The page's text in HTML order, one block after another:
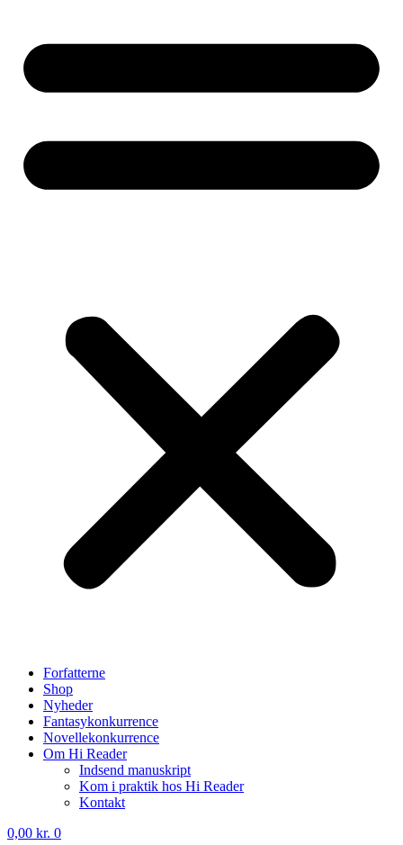
Forfatterne
Shop
Nyheder
Fantasykonkurrence
Novellekonkurrence
Om Hi Reader
Indsend manuskript
Kom i praktik hos Hi Reader
Kontakt
0,00 kr. 0